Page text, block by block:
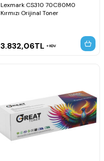
Lexmark CS310 70C80M0
Kırmızı Orijinal Toner
3.832,06TL KDV